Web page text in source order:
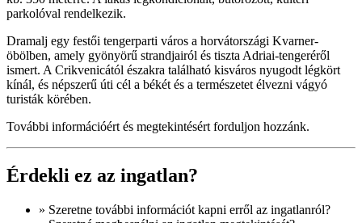
parkolóval rendelkezik.
Dramalj egy festői tengerparti város a horvátországi Kvarner-
öbölben, amely gyönyörű strandjairól és tiszta Adriai-tengeréről
ismert. A Crikvenicától északra található kisváros nyugodt légkört
kínál, és népszerű úti cél a békét és a természetet élvezni vágyó
turisták körében.
További információért és megtekintésért forduljon hozzánk.
Érdekli ez az ingatlan?
» Szeretne további információt kapni erről az ingatlanról?